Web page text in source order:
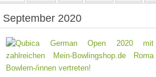
September 2020